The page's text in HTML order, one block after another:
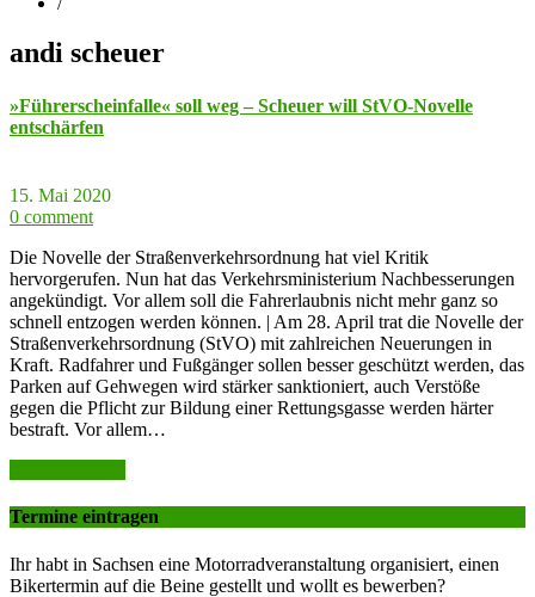
andi scheuer
»Führerscheinfalle« soll weg – Scheuer will StVO-Novelle
entschärfen
15. Mai 2020
0 comment
Die Novelle der Straßenverkehrsordnung hat viel Kritik
hervorgerufen. Nun hat das Verkehrsministerium Nachbesserungen
angekündigt. Vor allem soll die Fahrerlaubnis nicht mehr ganz so
schnell entzogen werden können. | Am 28. April trat die Novelle der
Straßenverkehrsordnung (StVO) mit zahlreichen Neuerungen in
Kraft. Radfahrer und Fußgänger sollen besser geschützt werden, das
Parken auf Gehwegen wird stärker sanktioniert, auch Verstöße
gegen die Pflicht zur Bildung einer Rettungsgasse werden härter
bestraft. Vor allem…
Termine eintragen
Ihr habt in Sachsen eine Motorradveranstaltung organisiert, einen
Bikertermin auf die Beine gestellt und wollt es bewerben?